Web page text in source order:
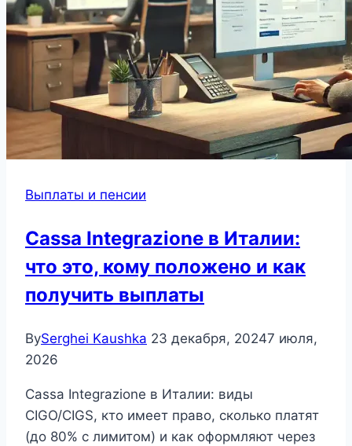
Выплаты и пенсии
Cassa Integrazione в Италии:
что это, кому положено и как
получить выплаты
BySerghei Kaushka 23 декабря, 20247 июля,
2026
Cassa Integrazione в Италии: виды
CIGO/CIGS, кто имеет право, сколько платят
(до 80% с лимитом) и как оформляют через